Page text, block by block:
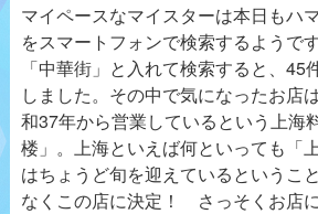
マイペースなマイスターは本日もハ
をスマートフォンで検索するようで
「中華街」と入れて検索すると、45
しました。その中で気になったお店
和37年から営業しているという上海
楼」。上海といえば何といっても「
はちょうど旬を迎えているというこ
なくこの店に決定！ さっそくお店に